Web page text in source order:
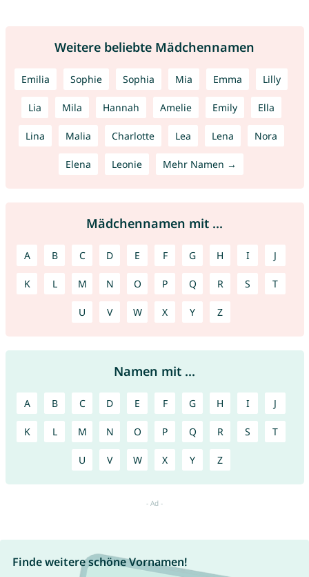
Weitere beliebte Mädchennamen
Emilia Sophie Sophia Mia Emma Lilly
Lia Mila Hannah Amelie Emily Ella
Lina Malia Charlotte Lea Lena Nora
Elena Leonie Mehr Namen →
Mädchennamen mit ...
A B C D E F G H I J
K L M N O P Q R S T
U V W X Y Z
Namen mit ...
A B C D E F G H I J
K L M N O P Q R S T
U V W X Y Z
Finde weitere schöne Vornamen!